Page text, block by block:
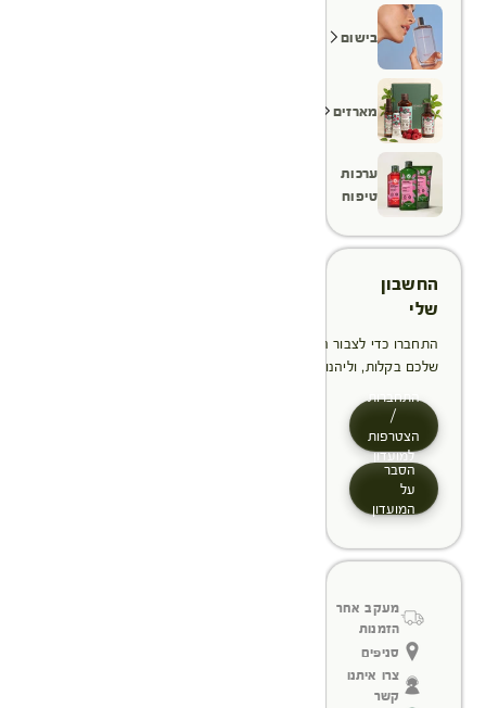
בישום
מארזים
ערכות
טיפוח
החשבון
שלי
התחברו כדי לצבור הטבות, לנהל ולעקוב אחר ההזמנות
שלכם בקלות, וליהנות מתהליך תשלום מהיר יותר
התחברות
/
הצטרפות
למועדון
הסבר
על
המועדון
מעקב אחר
הזמנות
סניפים
צרו איתנו
קשר